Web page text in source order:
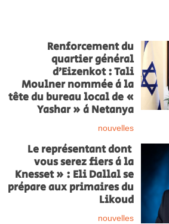
Renforcement du
quartier général
d’Eizenkot : Tali
Moulner nommée à la
tête du bureau local de «
Yashar » à Netanya
nouvelles
Le représentant dont
vous serez fiers à la
Knesset » : Eli Dallal se
prépare aux primaires du
Likoud
nouvelles